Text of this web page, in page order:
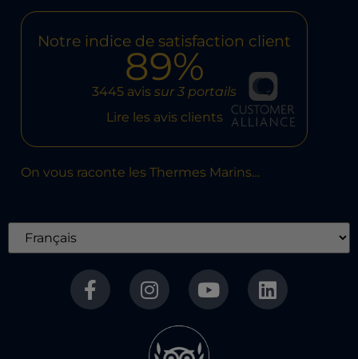
Notre indice de satisfaction client
89%
3445 avis sur 3 portails
Lire les avis clients
On vous raconte les Thermes Marins…